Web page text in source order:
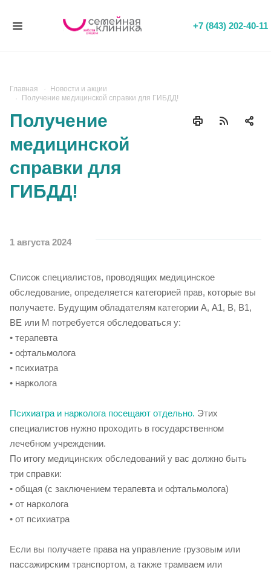
+7 (843) 202-40-11
Главная
Новости и акции
Получение медицинской справки для ГИБДД!
Получение
медицинской
справки для
ГИБДД!
1 августа 2024
Список специалистов, проводящих медицинское
обследование, определяется категорией прав, которые вы
получаете. Будущим обладателям категории А, А1, В, В1,
ВЕ или М потребуется обследоваться у:
• терапевта
• офтальмолога
• психиатра
• нарколога
Психиатра и нарколога посещают отдельно. Этих
специалистов нужно проходить в государственном
лечебном учреждении.
По итогу медицинских обследований у вас должно быть
три справки:
• общая (с заключением терапевта и офтальмолога)
• от нарколога
• от психиатра
Если вы получаете права на управление грузовым или
пассажирским транспортом, а также трамваем или